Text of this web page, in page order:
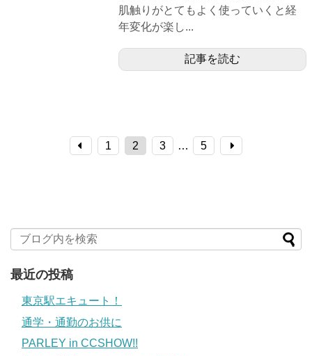
肌触りがとてもよく使っていくと経
年変化が楽し...
記事を読む
1 2 3 … 5
最近の投稿
東京駅エキュート！
通学・通勤のお供に
PARLEY in CCSHOW!!